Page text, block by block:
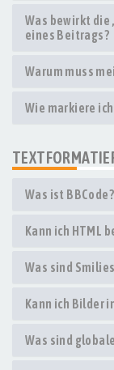
Was bewirkt die
eines Beitrags?
Warum muss
Wie markiere
Was ist BBCode?
Kann ich HTML
Was sind
Kann ich Bilder
Was sind